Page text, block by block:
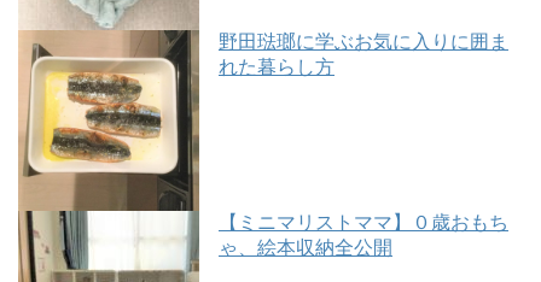
野田琺瑯に学ぶお気に入りに囲ま
れた暮らし方
【ミニマリストママ】０歳おもち
ゃ、絵本収納全公開